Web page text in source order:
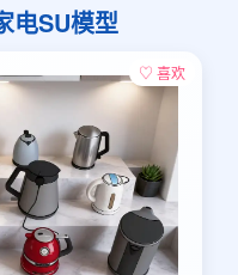
电SU模型
♡ 喜欢